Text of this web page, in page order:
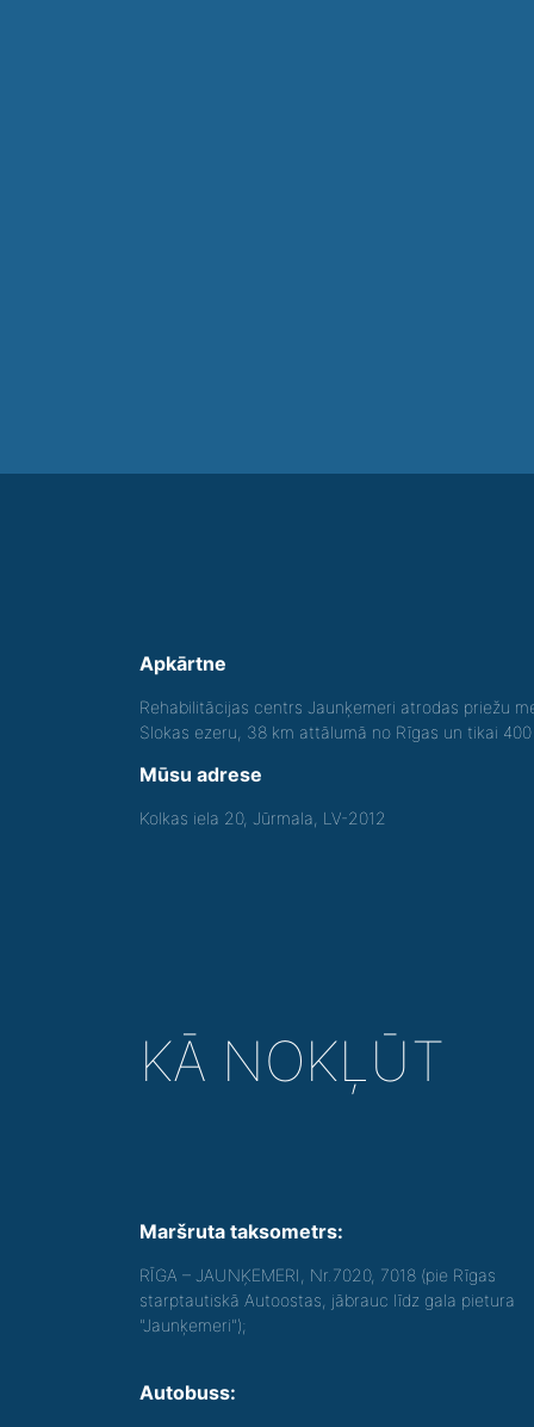
Apkārtne
Rehabilitācijas centrs Jaunķemeri atrodas priežu
Slokas ezeru, 38 km attālumā no Rīgas un tikai 400
Mūsu adrese
Kolkas iela 20, Jūrmala, LV-2012
KĀ NOKĻŪT
Maršruta taksometrs:
RĪGA – JAUNĶEMERI, Nr.7020, 7018 (pie Rīgas
starptautiskā Autoostas, jābrauc līdz gala pietura
"Jaunķemeri");
Autobuss: